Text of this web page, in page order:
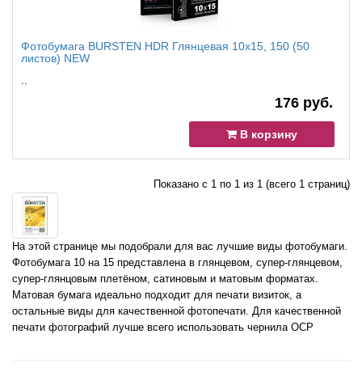
Фотобумага BURSTEN HDR Глянцевая 10x15, 150 (50
листов) NEW
..
176 руб.
В корзину
Показано с 1 по 1 из 1 (всего 1 страниц)
На этой странице мы подобрали для вас лучшие виды фотобумаги.
Фотобумага 10 на 15 представлена в глянцевом, супер-глянцевом,
супер-глянцовым плетёном, сатиновым и матовым форматах.
Матовая бумага идеально подходит для печати визиток, а
остальные виды для качественной фотопечати. Для качественной
печати фотографий лучше всего использовать чернила OCP